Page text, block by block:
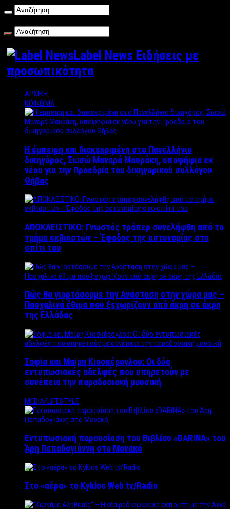
Label News Ειδήσεις με
προσωπικότητα
ΑΡΧΙΚΗ
ΚΟΙΝΩΝΙΑ
Η έμπειρη και διακεκριμένη στο Πανελλήνιο
δικηγόρος, Σωσώ Μαναρά Μαυράκη, υποψήφια εκ
νέου για την Προεδρία του δικηγορικού συλλόγου
Θήβας
ΑΠΟΚΛΕΙΣΤΙΚΟ: Γνωστός τράπερ συνελήφθη από το
τμήμα εκβιαστών – Έφοδος της αστυνομίας στο
σπίτι του
Πώς θα γιορτάσουμε την Ανάσταση στην χώρα μας –
Πασχαλινά έθιμα που ξεχωρίζουν από άκρη σε άκρη
της Ελλάδας
Σοφία και Μαίρη Κιοσκέρογλου: Οι δύο
εντυπωσιακές αδελφές που υπηρετούν με
συνέπεια την παραδοσιακή μουσική
MEDIA/LIFESTYLE
Εντυπωσιακή παρουσίαση του Βιβλίου «DARINA» του
Άρη Παπαδογιάννη στο Μονακό
Στο «αέρα» το Kyklos Web tv/Radio